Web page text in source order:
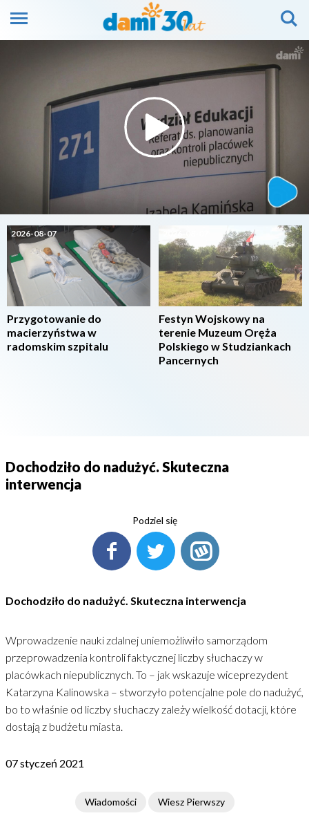
2026-08-07
Przygotowanie do
macierzyństwa w
radomskim szpitalu
Festyn Wojskowy na
terenie Muzeum Oręża
Polskiego w Studziankach
Pancernych
Dochodziło do nadużyć. Skuteczna
interwencja
Podziel się
Dochodziło do nadużyć. Skuteczna interwencja
Wprowadzenie nauki zdalnej uniemożliwiło samorządom
przeprowadzenia kontroli faktycznej liczby słuchaczy w
placówkach niepublicznych. To – jak wskazuje wiceprezydent
Katarzyna Kalinowska – stworzyło potencjalne pole do nadużyć,
bo to właśnie od liczby słuchaczy zależy wielkość dotacji, które
dostają z budżetu miasta.
07 styczeń 2021
Wiadomości Wiesz Pierwszy